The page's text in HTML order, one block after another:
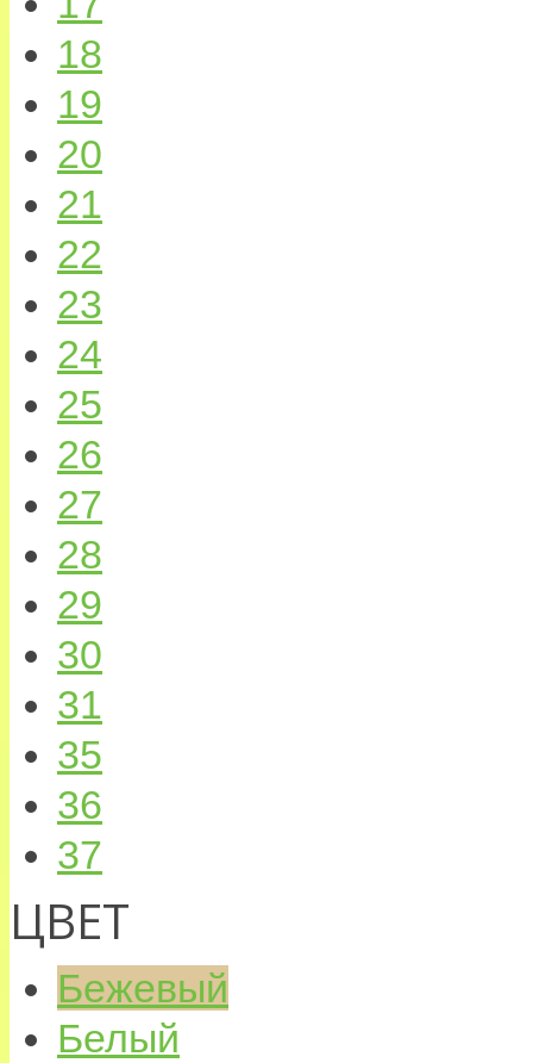
18
19
20
21
22
23
24
25
26
27
28
29
30
31
35
36
37
ЦВЕТ
Бежевый
Белый